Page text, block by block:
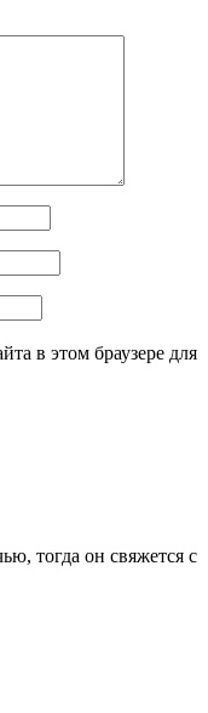
в этом браузере для
тогда он свяжется с